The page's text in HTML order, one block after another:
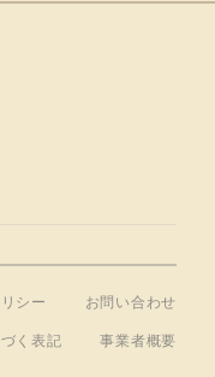
シー お問い合わせ
く表記 事業者概要